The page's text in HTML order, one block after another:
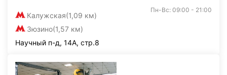
Калужская(1,09 км)
Зюзино(1,57 км)
Пн-Вс: 09:00 - 21:00
Научный п-д, 14А, стр.8